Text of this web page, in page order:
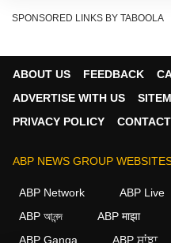
মিলেছে জাহাঙ্গিরের সন্তানদের
হয়েছিল।
SPONSORED LINKS BY TABOOLA
ABOUT US FEEDBACK
ADVERTISE WITH US
PRIVACY POLICY
ABP NEWS GROUP
ABP Network ABP Live
ABP আনন্দ
ABP माझा
ABP Ganga
ABP ਸਾਂਝਾ